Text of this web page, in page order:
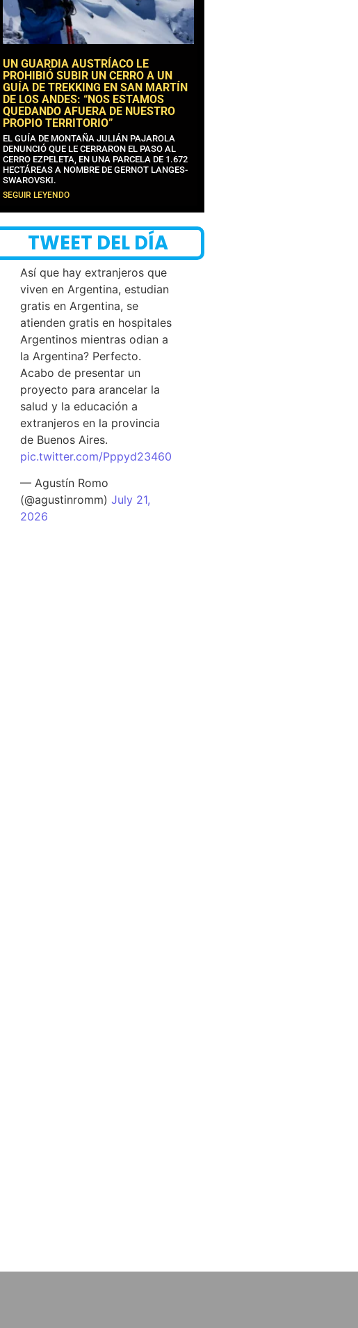
UN GUARDIA AUSTRÍACO LE
PROHIBIÓ SUBIR UN CERRO A UN
GUÍA DE TREKKING EN SAN MARTÍN
DE LOS ANDES: “NOS ESTAMOS
QUEDANDO AFUERA DE NUESTRO
PROPIO TERRITORIO”
EL GUÍA DE MONTAÑA JULIÁN PAJAROLA
DENUNCIÓ QUE LE CERRARON EL PASO AL
CERRO EZPELETA, EN UNA PARCELA DE 1.672
HECTÁREAS A NOMBRE DE GERNOT LANGES-
SWAROVSKI.
SEGUIR LEYENDO
TWEET DEL DÍA
Así que hay extranjeros que
viven en Argentina, estudian
gratis en Argentina, se
atienden gratis en hospitales
Argentinos mientras odian a
la Argentina? Perfecto.
Acabo de presentar un
proyecto para arancelar la
salud y la educación a
extranjeros en la provincia
de Buenos Aires.
pic.twitter.com/Pppyd23460
— Agustín Romo
(@agustinromm)July 21,
2026